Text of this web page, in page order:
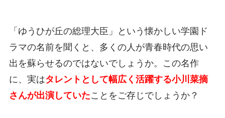
「ゆうひが丘の総理大臣」という懐かしい学園ド
ラマの名前を聞くと、多くの人が青春時代の思い
出を蘇らせるのではないでしょうか。この名作
に、実はタレントとして幅広く活躍する小川菜摘
さんが出演していたことをご存じでしょうか？